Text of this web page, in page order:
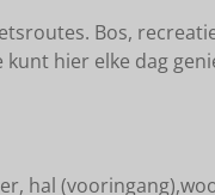
Bos,
kunt hier elke dag
hal